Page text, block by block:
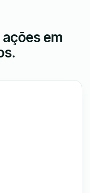
em